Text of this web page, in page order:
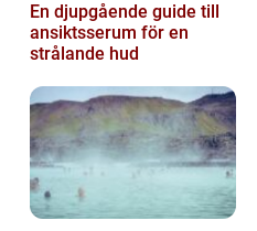
En djupgående guide till
ansiktsserum för en
strålande hud